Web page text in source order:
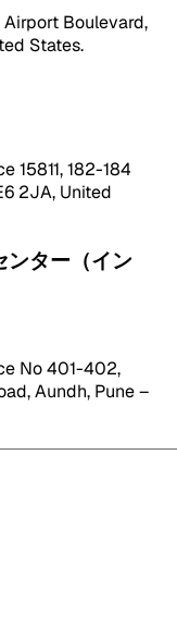
Boulevard,
States.
15811, 182-184
2JA, United
ンター（イン
No 401-402,
Aundh, Pune –